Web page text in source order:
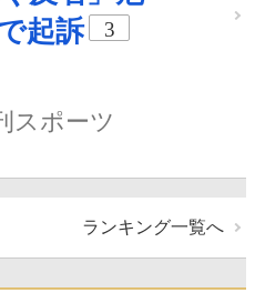
起訴
3
スポーツ
ランキング一覧へ